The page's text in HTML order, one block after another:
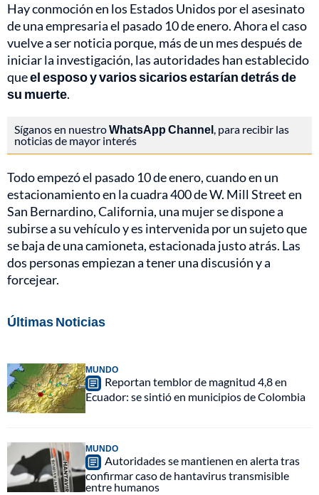
Hay conmoción en los Estados Unidos por el asesinato
de una empresaria el pasado 10 de enero. Ahora el caso
vuelve a ser noticia porque, más de un mes después de
iniciar la investigación, las autoridades han establecido
queel esposo y varios sicarios estarían detrás de
su muerte.
Síganos en nuestroWhatsApp Channel, para recibir las
noticias de mayor interés
Todo empezó el pasado 10 de enero, cuando en un
estacionamiento en la cuadra 400 de W. Mill Street en
San Bernardino, California, una mujer se dispone a
subirse a su vehículo y es intervenida por un sujeto que
se baja de una camioneta, estacionada justo atrás. Las
dos personas empiezan a tener una discusión y a
forcejear.
Últimas Noticias
MUNDO
Reportan temblor de magnitud 4,8 en
Ecuador: se sintió en municipios de Colombia
MUNDO
Autoridades se mantienen en alerta tras
confirmar caso de hantavirus transmisible
entre humanos